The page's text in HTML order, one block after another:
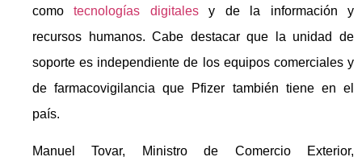
comotecnologías digitalesy de la información y
recursos humanos. Cabe destacar que la unidad de
soporte es independiente de los equipos comerciales y
de farmacovigilancia que Pfizer también tiene en el
país.
Manuel Tovar, Ministro de Comercio Exterior,